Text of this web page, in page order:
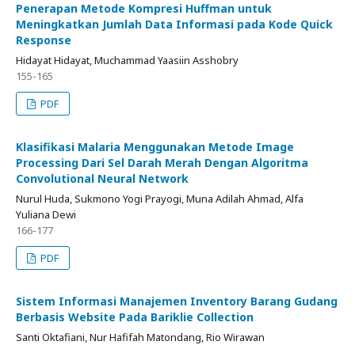
Penerapan Metode Kompresi Huffman untuk
Meningkatkan Jumlah Data Informasi pada Kode Quick
Response
Hidayat Hidayat, Muchammad Yaasiin Asshobry
155-165
PDF
Klasifikasi Malaria Menggunakan Metode Image
Processing Dari Sel Darah Merah Dengan Algoritma
Convolutional Neural Network
Nurul Huda, Sukmono Yogi Prayogi, Muna Adilah Ahmad, Alfa
Yuliana Dewi
166-177
PDF
Sistem Informasi Manajemen Inventory Barang Gudang
Berbasis Website Pada Bariklie Collection
Santi Oktafiani, Nur Hafifah Matondang, Rio Wirawan